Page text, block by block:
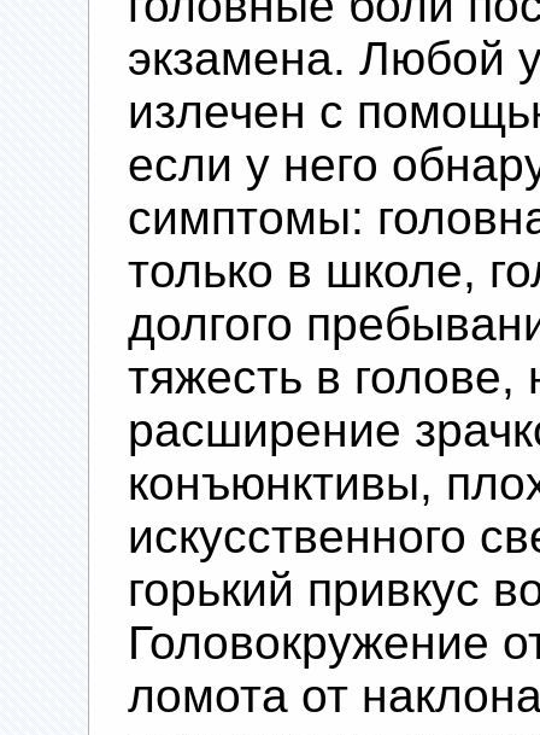
экзамена. Любой
излечен с
если у него
симптомы:
только в школе,
долгого
тяжесть в голове,
расширение
конъюнктивы,
искусственного
горький привкус
Головокружение
ломота от